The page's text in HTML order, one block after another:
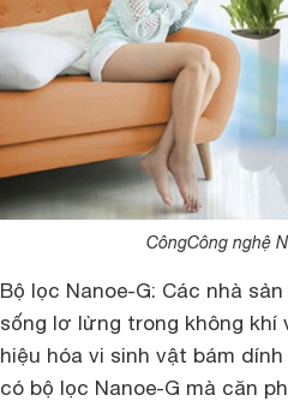
CôngCông nghệ
Bộ lọc Nanoe-G: Các nhà
sống lơ lửng trong không khí
hiệu hóa vi sinh vật bám
có bộ lọc Nanoe-G mà căn